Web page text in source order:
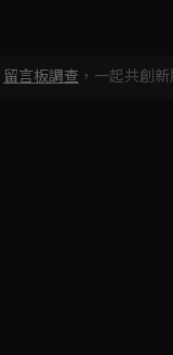
留言板調查 ，一起共創